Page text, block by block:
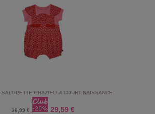
SALOPETTE GRAZIELLA COURT NAISSANCE
36,99 € 29,59 €